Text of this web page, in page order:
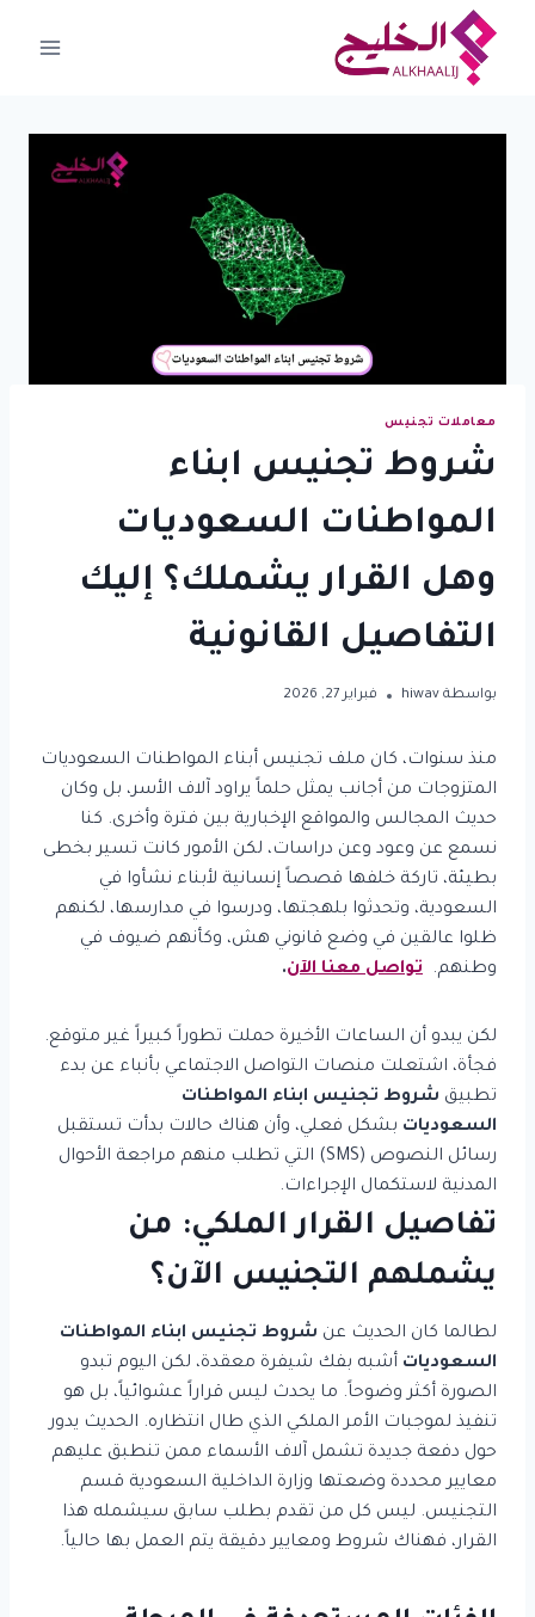
المحتوى
معاملات تجنيس
شروط تجنيس ابناء
المواطنات السعوديات
وهل القرار يشملك؟ إليك
التفاصيل القانونية
بواسطة hiwav فبراير 27, 2026
منذ سنوات، كان ملف تجنيس أبناء المواطنات السعوديات
المتزوجات من أجانب يمثل حلماً يراود آلاف الأسر، بل وكان
حديث المجالس والمواقع الإخبارية بين فترة وأخرى. كنا
نسمع عن وعود وعن دراسات، لكن الأمور كانت تسير بخطى
بطيئة، تاركة خلفها قصصاً إنسانية لأبناء نشأوا في
السعودية، وتحدثوا بلهجتها، ودرسوا في مدارسها، لكنهم
ظلوا عالقين في وضع قانوني هش، وكأنهم ضيوف في
وطنهم. تواصل معنا الآن.
لكن يبدو أن الساعات الأخيرة حملت تطوراً كبيراً غير متوقع.
فجأة، اشتعلت منصات التواصل الاجتماعي بأنباء عن بدء
تطبيق شروط تجنيس ابناء المواطنات
السعوديات بشكل فعلي، وأن هناك حالات بدأت تستقبل
رسائل النصوص (SMS) التي تطلب منهم مراجعة الأحوال
المدنية لاستكمال الإجراءات.
تفاصيل القرار الملكي: من
يشملهم التجنيس الآن؟
لطالما كان الحديث عن شروط تجنيس ابناء المواطنات
السعوديات أشبه بفك شيفرة معقدة، لكن اليوم تبدو
الصورة أكثر وضوحاً. ما يحدث ليس قراراً عشوائياً، بل هو
تنفيذ لموجبات الأمر الملكي الذي طال انتظاره. الحديث يدور
حول دفعة جديدة تشمل آلاف الأسماء ممن تنطبق عليهم
معايير محددة وضعتها وزارة الداخلية السعودية قسم
التجنيس. ليس كل من تقدم بطلب سابق سيشمله هذا
القرار، فهناك شروط ومعايير دقيقة يتم العمل بها حالياً.